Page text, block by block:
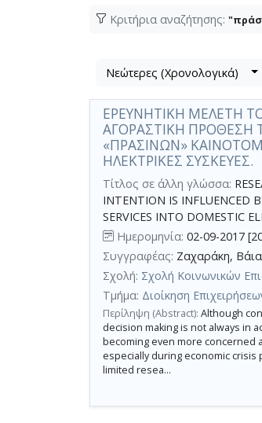
Κριτήρια αναζήτησης:
Βρέθηκε
αποτέλεσμα
,
σύνολο
1.
κριτήρια
αναζήτησης:
"πράσινο"
μάρκετινγκ
Ακύρωση
των
αναζήτησης
Περιορισμός
αποτελεσμάτων
με
τη
Λίστα
τα
αποτελέσματα
αναζήτησης:
Νεώτερες (Χρονολογικά)
ΕΡΕΥΝΗΤΙΚΗ ΜΕΛΕΤΗ
ΑΓΟΡΑΣΤΙΚΗ
«ΠΡΑΣΙΝΩΝ»
ΗΛΕΚΤΡΙΚΕΣ ΣΥΣΚΕΥΕΣ.
Τίτλος σε άλλη γλώσσα:
INTENTION IS INFLUENCED
SERVICES INTO DOMESTIC
Ημερομηνία: 02-09-2017
Συγγραφέας: Ζαχαράκη, Βάια
Σχολή: Σχολή Κοινωνικών
Τμήμα: Διοίκηση
Περίληψη (Abstract): Although
decision making is not always in
becoming even more concerned
especially during economic
limited resea...